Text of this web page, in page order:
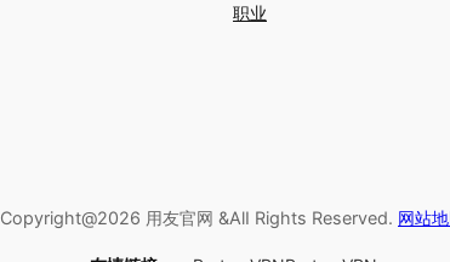
职业
Copyright@2026 用友官网 &AlI Rights Reserved. 网站